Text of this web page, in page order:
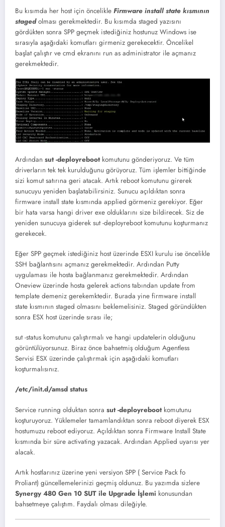
Bu kısımda her host için öncelikle Firmware install state kısmının
stagedolması gerekmektedir. Bu kısımda staged yazısını
gördükten sonra SPP geçmek istediğiniz hostunuz Windows ise
sırasıyla aşağıdaki komutları girmeniz gerekecektir. Öncelikel
başlat çalıştır ve cmd ekranını run as administrator ile açmanız
gerekmektedir.
Ardından sut -deployrebootkomutunu gönderiyoruz. Ve tüm
driverların tek tek kurulduğunu görüyoruz. Tüm işlemler bittiğinde
sizi komut satırına geri atacak. Artık reboot komutunu girerek
sunucuyu yeniden başlatabilirsiniz. Sunucu açıldıktan sonra
firmware install state kısmında applied görmeniz gerekiyor. Eğer
bir hata varsa hangi driver exe olduklarını size bildirecek. Siz de
yeniden sunucuya giderek sut -deployreboot komutunu koşturmanız
gerekecek.
Eğer SPP geçmek istediğiniz host üzerinde ESXI kurulu ise öncelikle
SSH bağlantısını açmanız gerekmektedir. Ardından Putty
uygulaması ile hosta bağlanmanız gerekmektedir. Ardından
Oneview üzerinde hosta gelerek actions tabından update from
template demeniz gerekemktedir. Burada yine firmware install
state kısmının staged olmasını beklemelisiniz. Staged göründükten
sonra ESX host üzerinde sırası ile;
sut -status komutunu çalıştırmalı ve hangi updatelerin olduğunu
görüntülüyorsunuz. Biraz önce bahsetmiş olduğum Agentless
Servisi ESX üzerinde çalıştırmak için aşağıdaki komutları
koşturmalısınız.
/etc/init.d/amsd status
Service running olduktan sonra sut -deployrebootkomutunu
koşturuyoruz. Yüklemeler tamamlandıktan sonra reboot diyerek ESX
hostumuzu reboot ediyoruz. Açıldıktan sonra Firmware Install State
kısmında bir süre activating yazacak. Ardından Applied uyarısı yer
alacak.
Artık hostlarınız üzerine yeni versiyon SPP ( Service Pack fo
Proliant) güncellemelerinizi geçmiş oldunuz. Bu yazımda sizlere
Synergy 480 Gen 10 SUT ile Upgrade İşlemi konusundan
bahsetmeye çalıştım. Faydalı olması dileğiyle.